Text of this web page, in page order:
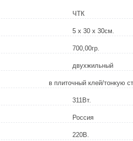
ЧТК
5 х 30 х 30см.
700,00гр.
двухжильный
в плиточный клей/тонкую
311 Вт.
Россия
220В.